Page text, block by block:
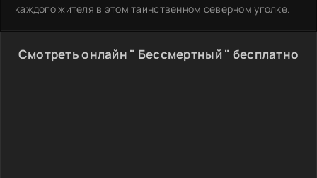
каждого жителя в этом таинственном северном уголке.
Смотреть онлайн " Бессмертный " бесплатно